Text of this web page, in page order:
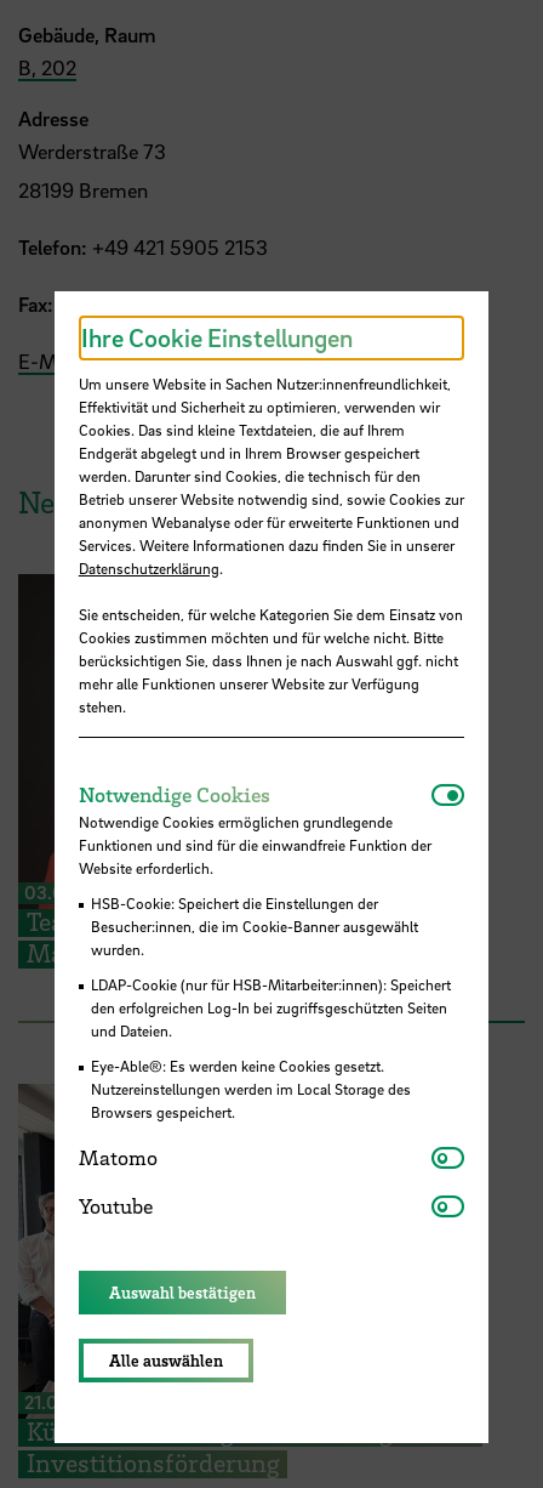
Gebäude, Raum
B, 202
Adresse
Werderstraße 73
28199 Bremen
Telefon: +49 421 5905 2153
Fax:
E-Mail
News aus der HSB
03.08.2026
Teaching Award der Academy of
Management für Dr. Humberta Silva
21.07.2026
Künstliche Intelligenz für die algerische
Investitionsförderung
Ihre Cookie Einstellungen
Um unsere Website in Sachen Nutzer:innenfreundlichkeit,
Effektivität und Sicherheit zu optimieren, verwenden wir
Cookies. Das sind kleine Textdateien, die auf Ihrem
Endgerät abgelegt und in Ihrem Browser gespeichert
werden. Darunter sind Cookies, die technisch für den
Betrieb unserer Website notwendig sind, sowie Cookies zur
anonymen Webanalyse oder für erweiterte Funktionen und
Services. Weitere Informationen dazu finden Sie in unserer
Datenschutzerklärung.
Sie entscheiden, für welche Kategorien Sie dem Einsatz von
Cookies zustimmen möchten und für welche nicht. Bitte
berücksichtigen Sie, dass Ihnen je nach Auswahl ggf. nicht
mehr alle Funktionen unserer Website zur Verfügung
stehen.
Notwendige Cookies
Notwendige Cookies ermöglichen grundlegende
Funktionen und sind für die einwandfreie Funktion der
Website erforderlich.
HSB-Cookie: Speichert die Einstellungen der
Besucher:innen, die im Cookie-Banner ausgewählt
wurden.
LDAP-Cookie (nur für HSB-Mitarbeiter:innen): Speichert
den erfolgreichen Log-In bei zugriffsgeschützten Seiten
und Dateien.
Eye-Able®: Es werden keine Cookies gesetzt.
Nutzereinstellungen werden im Local Storage des
Browsers gespeichert.
Matomo Matomo
Youtube Youtube
Auswahl bestätigen
Alle auswählen